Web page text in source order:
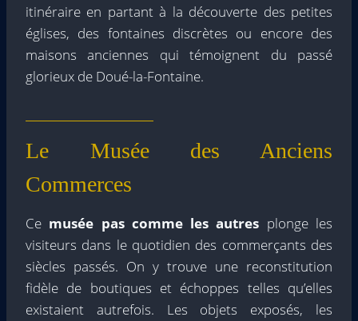
itinéraire en partant à la découverte des petites
églises, des fontaines discrètes ou encore des
maisons anciennes qui témoignent du passé
glorieux de Doué-la-Fontaine.
Le Musée des Anciens
Commerces
Ce musée pas comme les autres plonge les
visiteurs dans le quotidien des commerçants des
siècles passés. On y trouve une reconstitution
fidèle de boutiques et échoppes telles qu’elles
existaient autrefois. Les objets exposés, les